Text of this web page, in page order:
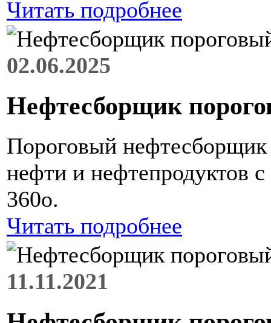
Читать подробнее
02.06.2025
Нефтесборщик
Пороговый
нефти и нефтепродуктов
360о.
Читать подробнее
11.11.2021